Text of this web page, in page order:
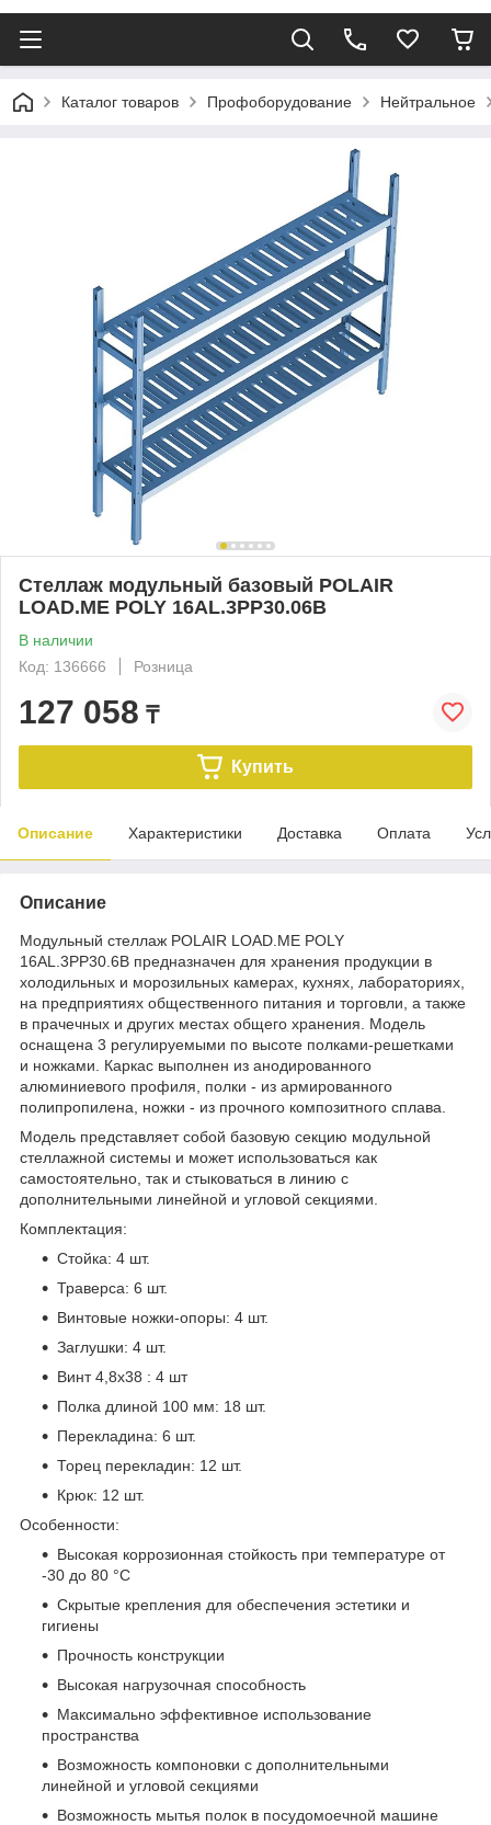
Каталог товаров Профоборудование Нейтральное
Стеллаж модульный базовый POLAIR
LOAD.ME POLY 16AL.3PP30.06B
В наличии
Код: 136666
Розница
127 058 ₸
Купить
Описание Характеристики Доставка Оплата
Описание
Модульный стеллаж POLAIR LOAD.ME POLY
16AL.3PP30.6B предназначен для хранения продукции в
холодильных и морозильных камерах, кухнях, лабораториях,
на предприятиях общественного питания и торговли, а также
в прачечных и других местах общего хранения. Модель
оснащена 3 регулируемыми по высоте полками-решетками
и ножками. Каркас выполнен из анодированного
алюминиевого профиля, полки - из армированного
полипропилена, ножки - из прочного композитного сплава.
Модель представляет собой базовую секцию модульной
стеллажной системы и может использоваться как
самостоятельно, так и стыковаться в линию с
дополнительными линейной и угловой секциями.
Комплектация:
Стойка: 4 шт.
Траверса: 6 шт.
Винтовые ножки-опоры: 4 шт.
Заглушки: 4 шт.
Винт 4,8x38 : 4 шт
Полка длиной 100 мм: 18 шт.
Перекладина: 6 шт.
Торец перекладин: 12 шт.
Крюк: 12 шт.
Особенности:
Высокая коррозионная стойкость при температуре от
-30 до 80 °С
Скрытые крепления для обеспечения эстетики и
гигиены
Прочность конструкции
Высокая нагрузочная способность
Максимально эффективное использование
пространства
Возможность компоновки с дополнительными
линейной и угловой секциями
Возможность мытья полок в посудомоечной машине